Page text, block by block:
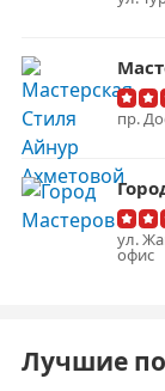
пр.
ул.
офис
Лучшие